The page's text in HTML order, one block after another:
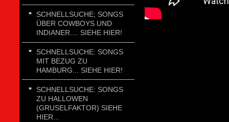
SCHNELLSUCHE; SONGS
ÜBER COWBOYS UND
INDIANER.... SIEHE HIER!
SCHNELLSUCHE: SONGS
MIT BEZUG ZU
HAMBURG... SIEHE HIER!
SCHNELLSUCHE: SONGS
ZU HALLOWEN
(GRUSELFAKTOR) SIEHE
HIER...